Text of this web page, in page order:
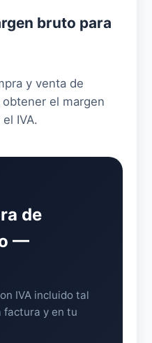
bruto para
y venta de
el margen
IVA.
de
—
IVA incluido tal
factura y en tu